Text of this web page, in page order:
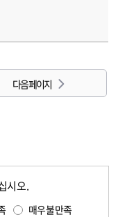
다음 페이지
시오.
매우불만족